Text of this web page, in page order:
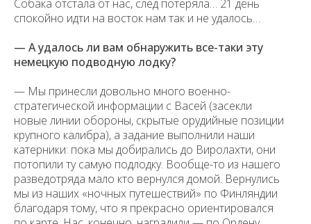
Собака отстала от нас, след потеряла… 21 день
спокойно идти на восток нам так и не удалось…
— А удалось ли вам обнаружить все-таки эту
немецкую подводную лодку?
— Мы принесли довольно много военно-
стратегической информации с Васей (засекли
новые линии обороны, скрытые орудийные позиции
крупного калибра), а задание выполнили наши
катерники: пока мы добирались до Виролахти, они
потопили ту самую подлодку. Вообще-то из нашего
разведотряда мало кто вернулся домой. Вернулись
мы из наших «ночных путешествий» по Финляндии
благодаря тому, что я прекрасно ориентировался